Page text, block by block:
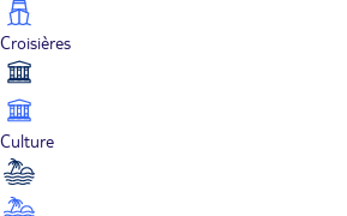
Croisières
Culture